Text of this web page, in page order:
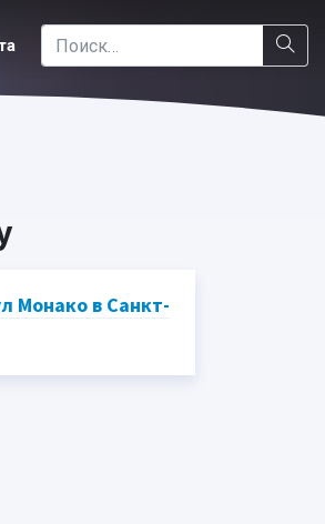
Монако в Санкт-